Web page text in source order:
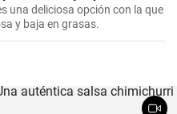
una deliciosa opción con la que
y baja en grasas.